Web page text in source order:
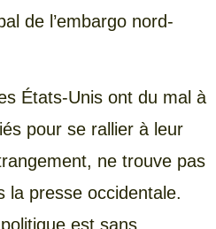
de l’embargo nord-
États-Unis ont du mal à
pour se rallier à leur
ne trouve pas
la presse occidentale.
est sans